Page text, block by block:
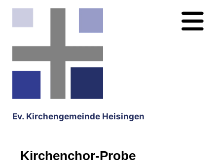
Ev. Kirchengemeinde Heisingen
Kirchenchor-Probe